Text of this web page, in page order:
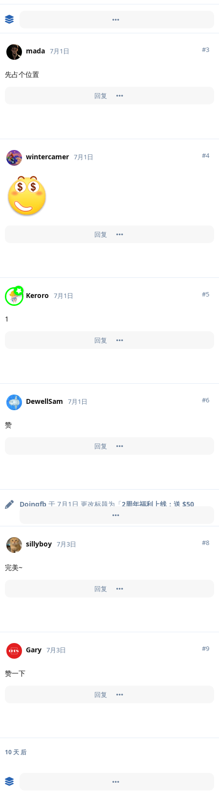
mada 7月1日 #3
先占个位置
回复
wintercamer 7月1日 #4
回复
Keroro 7月1日 #5
1
回复
DewellSam 7月1日 #6
赞
回复
Doingfb 于 7月1日 更改标题为「2周年福利上线：送 $50
sillyboy 7月3日 #8
完美~
回复
Gary 7月3日 #9
赞一下
回复
10 天 后